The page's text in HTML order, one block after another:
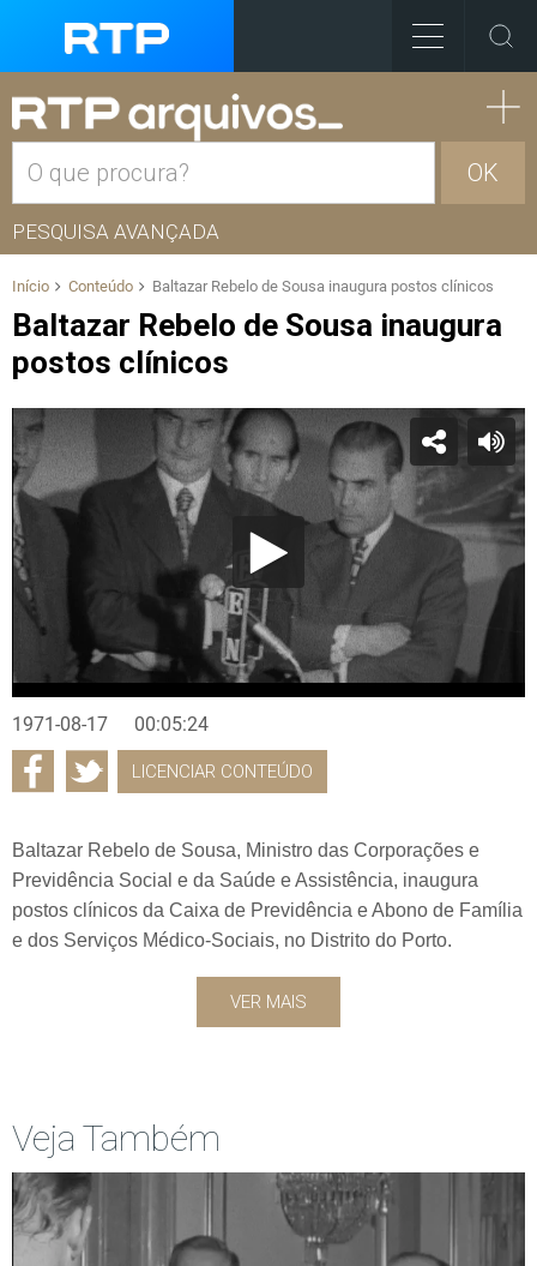
OK
PESQUISA AVANÇADA
Início Conteúdo Baltazar Rebelo de Sousa inaugura postos clínicos
Baltazar Rebelo de Sousa inaugura
postos clínicos
1971-08-17 00:05:24
LICENCIAR CONTEÚDO
Baltazar Rebelo de Sousa, Ministro das Corporações e
Previdência Social e da Saúde e Assistência, inaugura
postos clínicos da Caixa de Previdência e Abono de Família
e dos Serviços Médico-Sociais, no Distrito do Porto.
VER MAIS
Veja Também